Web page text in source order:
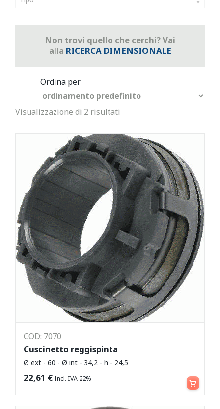
Non trovi quello che cerchi? Vai
alla RICERCA DIMENSIONALE
Visualizzazione di 2 risultati
COD: 7070
Cuscinetto reggispinta
Ø ext - 60 - Ø int - 34,2 - h - 24,5
22,61 € Incl. IVA 22% Aggiungi al carrello